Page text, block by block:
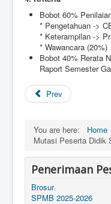
Bobot 60%
* Pengetahuan ->
* Keterampilan ->
* Wawancara (20%)
Bobot 40% Rerata
Raport Semester
Prev
You are here: Home
Mutasi Peserta Didik
Penerimaan
Brosur
SPMB 2025-2026